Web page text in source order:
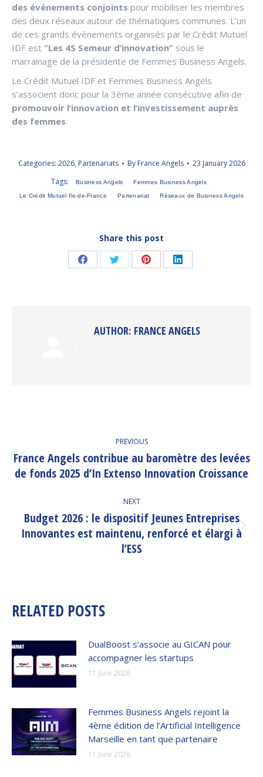
des événements conjoints pour mobiliser les membres
des deux réseaux autour de thématiques communes. L’un
de ces grands évènements organisés par le Crédit Mutuel
IDF est “Les 4S Semeur d’innovation” sous le
marrainage de la présidente de Femmes Business Angels.
Le Crédit Mutuel IDF et Femmes Business Angels
s’associent donc pour la 3ème année consécutive afin de
promouvoir l’innovation et l’investissement auprès
des femmes.
Categories: 2026, Partenariats By France Angels
23 January 2026
Tags:
Business Angels Femmes Business Angels
Le Crédit Mutuel Ile-de-France Partenariat Réseaux de Business Angels
Share this post
Share Share Share Share
AUTHOR: FRANCE ANGELS
NAVIGATION
PREVIOUS
Previous
post:
France Angels contribue au baromètre des levées
de fonds 2025 d’In Extenso Innovation Croissance
NEXT
Next
post:
Budget 2026 : le dispositif Jeunes Entreprises
Innovantes est maintenu, renforcé et élargi à
l’ESS
RELATED POSTS
DualBoost s’associe au GICAN pour
accompagner les startups
11 June 2026
Femmes Business Angels rejoint la
4ème édition de l’Artificial Intelligence
Marseille en tant que partenaire
11 June 2026